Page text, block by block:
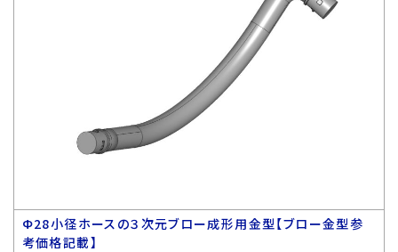
Ф28小径ホースの３次元ブロー成形用金型【ブロー金型参
考価格記載】